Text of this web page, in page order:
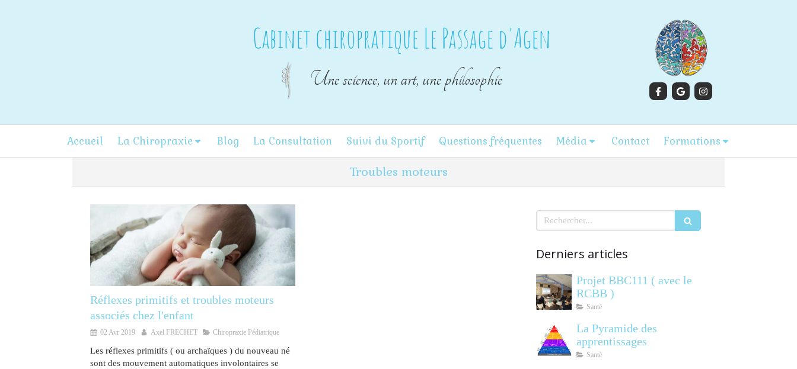
Cabinet chiropratique Le Passage d'Agen
Une science, un art, une philosophie
Accueil La Chiropraxie Blog La Consultation Suivi du Sportif Questions fréquentes Média Contact Formations
Troubles moteurs
Réflexes primitifs et troubles moteurs
associés chez l'enfant
02 Avr 2019 Axel FRECHET Chiropraxie Pédiatrique
Les réflexes primitifs ( ou archaïques ) du nouveau né
sont des mouvement automatiques involontaires se
Rechercher
Derniers articles
Projet BBC111 ( avec le
RCBB )
Santé
La Pyramide des
apprentissages
Santé